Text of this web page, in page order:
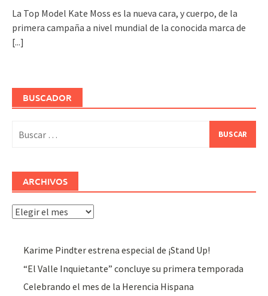
La Top Model Kate Moss es la nueva cara, y cuerpo, de la
primera campaña a nivel mundial de la conocida marca de
[...]
BUSCADOR
ARCHIVOS
Archivos
Karime Pindter estrena especial de ¡Stand Up!
“El Valle Inquietante” concluye su primera temporada
Celebrando el mes de la Herencia Hispana